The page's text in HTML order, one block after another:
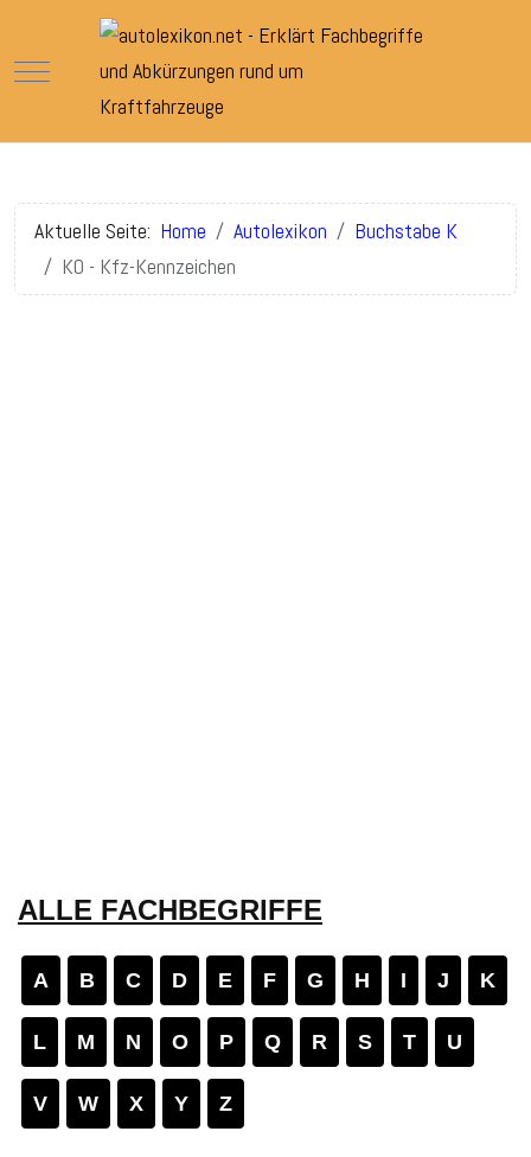
Mobile Menu Toggle
Aktuelle Seite: Home Autolexikon
Buchstabe K
KO - Kfz-Kennzeichen
ALLE FACHBEGRIFFE
A B C D E F G H I J K
L M N O P Q R S T U
V W X Y Z